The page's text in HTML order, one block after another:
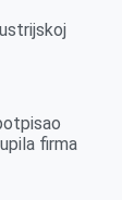
firma